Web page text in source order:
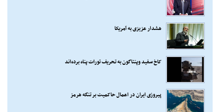
هشدار عزیزی به آمریکا
کاخ سفید وپنتاگون به تحریف تورات پناه برده‌اند
پیروزی ایران در اعمال حاکمیت بر تنگه هرمز